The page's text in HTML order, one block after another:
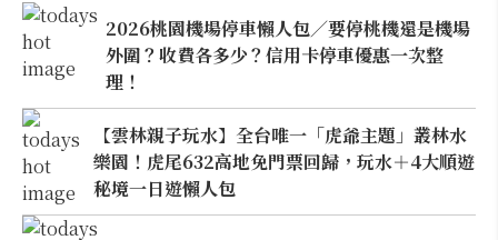
2026桃園機場停車懶人包／要停桃機還是機場
外圍？收費各多少？信用卡停車優惠一次整
理！
【雲林親子玩水】全台唯一「虎爺主題」叢林水
樂園！虎尾632高地免門票回歸，玩水＋4大順遊
秘境一日遊懶人包